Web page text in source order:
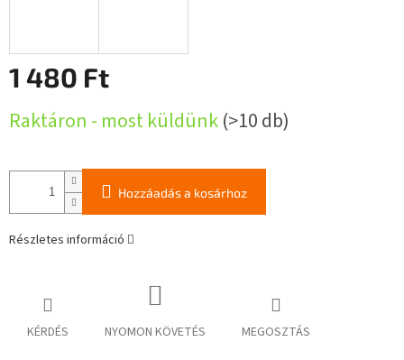
1 480 Ft
Raktáron - most küldünk(>10 db)
Hozzáadás a kosárhoz
Részletes információ
KÉRDÉS NYOMON KÖVETÉS MEGOSZTÁS